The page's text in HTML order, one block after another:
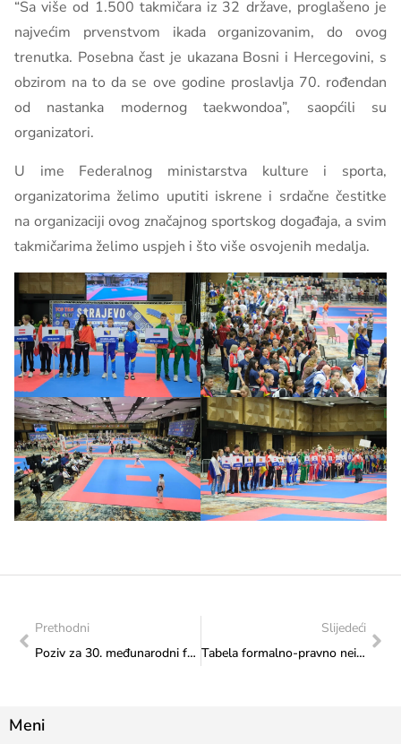
“Sa više od 1.500 takmičara iz 32 države, proglašeno je
najvećim prvenstvom ikada organizovanim, do ovog
trenutka. Posebna čast je ukazana Bosni i Hercegovini, s
obzirom na to da se ove godine proslavlja 70. rođendan
od nastanka modernog taekwondoa”, saopćili su
organizatori.
U ime Federalnog ministarstva kulture i sporta,
organizatorima želimo uputiti iskrene i srdačne čestitke
na organizaciji ovog značajnog sportskog događaja, a svim
takmičarima želimo uspjeh i što više osvojenih medalja.
Prethodni
Poziv za 30. međunarodni festival knjige u Budimpeštu
Slijedeći
Tabela formalno-pravno neispravnih prijava za Javni poziv – sredstva ostvarena na osnovu naknada za priređivanje igara na sreću – Promovisanje kulture
Meni